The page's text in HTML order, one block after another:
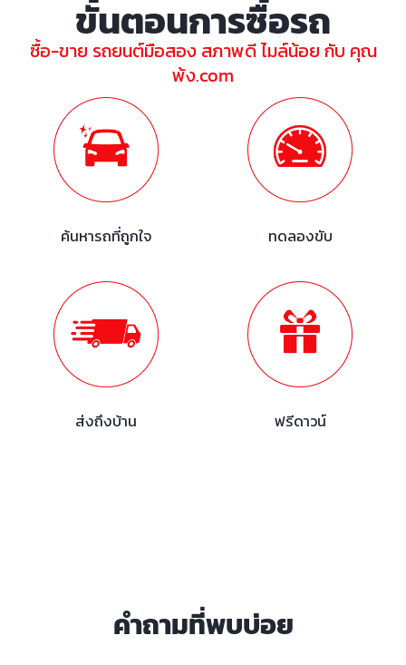
ขั้นตอนการซื้อรถ
ซื้อ-ขาย รถยนต์มือสอง สภาพดี ไมล์น้อย กับ คุณ
พ้ง.com
ค้นหารถที่ถูกใจ ทดลองขับ
ส่งถึงบ้าน ฟรีดาวน์
คำถามที่พบบ่อย